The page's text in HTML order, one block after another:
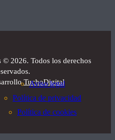
©2026. Todos los derechos
TuchoDigital
Aviso legal
Política de privacidad
Política de cookies